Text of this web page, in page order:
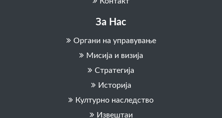
За Нас
Органи на управување
Мисија и визија
Стратегија
Историја
Културно наследство
Извештаи